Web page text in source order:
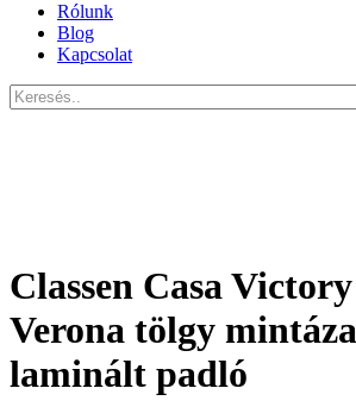
Rólunk
Blog
Kapcsolat
Classen Casa
Verona tölgy
laminált padló